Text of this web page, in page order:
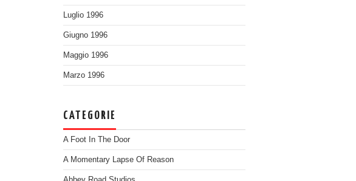
Luglio 1996
Giugno 1996
Maggio 1996
Marzo 1996
CATEGORIE
A Foot In The Door
A Momentary Lapse Of Reason